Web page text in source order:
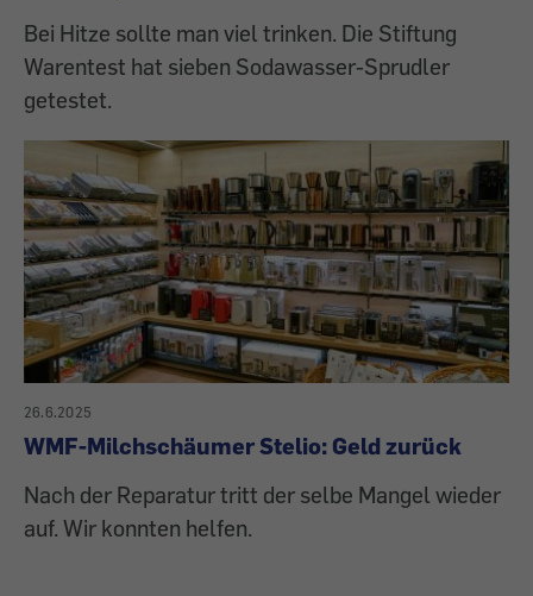
Bei Hitze sollte man viel trinken. Die Stiftung
Warentest hat sieben Sodawasser-Sprudler
getestet.
26.6.2025
WMF-Milchschäumer Stelio: Geld zurück
Nach der Reparatur tritt der selbe Mangel wieder
auf. Wir konnten helfen.